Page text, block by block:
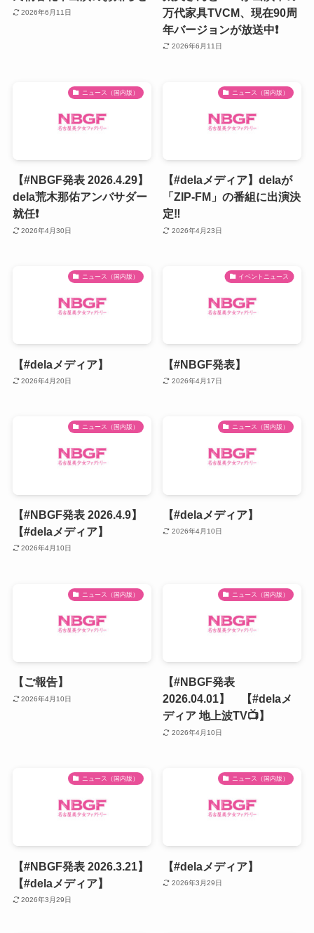
2026年6月11日
万代家具TVCM、現在90周
年バージョンが放送中❗️
2026年6月11日
ニュース（国内版）
【#NBGF発表 2026.4.29】
dela荒木那佑アンバサダー
就任❗️
2026年4月30日
ニュース（国内版）
【#delaメディア】delaが
「ZIP-FM」の番組に出演決
定‼
2026年4月23日
ニュース（国内版）
【#delaメディア】
2026年4月20日
イベントニュース
【#NBGF発表】
2026年4月17日
ニュース（国内版）
【#NBGF発表 2026.4.9】
【#delaメディア】
2026年4月10日
ニュース（国内版）
【#delaメディア】
2026年4月10日
ニュース（国内版）
【ご報告】
2026年4月10日
ニュース（国内版）
【#NBGF発表
2026.04.01】 【#delaメ
ディア 地上波TV📺】
2026年4月10日
ニュース（国内版）
【#NBGF発表 2026.3.21】
【#delaメディア】
2026年3月29日
ニュース（国内版）
【#delaメディア】
2026年3月29日